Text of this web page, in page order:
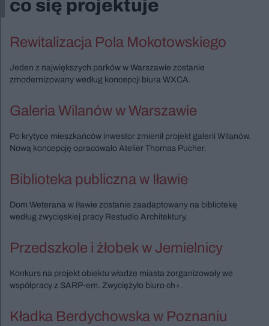
co się projektuje
Rewitalizacja Pola Mokotowskiego
Jeden z największych parków w Warszawie zostanie
zmodernizowany według koncepcji biura WXCA.
Galeria Wilanów w Warszawie
Po krytyce mieszkańców inwestor zmienił projekt galerii Wilanów.
Nową koncepcję opracowało Atelier Thomas Pucher.
Biblioteka publiczna w Iławie
Dom Weterana w Iławie zostanie zaadaptowany na bibliotekę
według zwycięskiej pracy Restudio Architektury.
Przedszkole i żłobek w Jemielnicy
Konkurs na projekt obiektu władze miasta zorganizowały we
współpracy z SARP-em. Zwyciężyło biuro ch+.
Kładka Berdychowska w Poznaniu